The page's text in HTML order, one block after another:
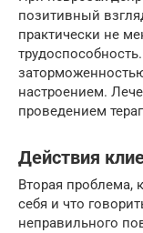
позитивный
практически не
настроением.
проведением
Действия
Вторая проблема,
себя и что
неправильного